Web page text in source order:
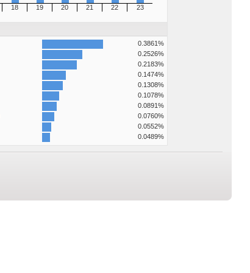
18 19 20 21 22
23
0.3861%
0.2526%
0.2183%
0.1474%
0.1308%
0.1078%
0.0891%
0.0760%
0.0552%
0.0489%